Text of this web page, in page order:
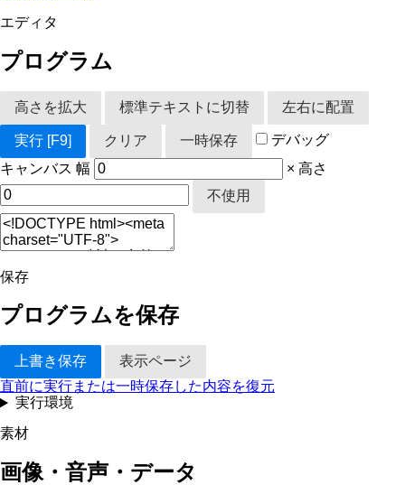
エディタ
プログラム
高さを拡大 標準テキストに切替 左右に配置
実行 [F9] クリア 一時保存
デバッグ
キャンバス 幅 × 高さ
不使用
保存
プログラムを保存
上書き保存
表示ページ
直前に実行または一時保存した内容を復元
実行環境
素材
画像・音声・データ